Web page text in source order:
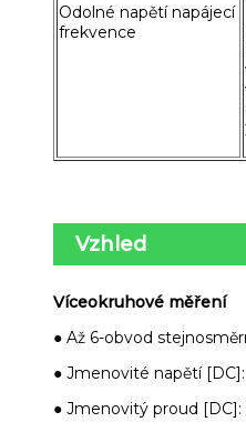
Odolné napětí napájecí
frekvence
Vzhled
Víceokruhové měření
● Až 6-obvod
● Jmenovité napětí
● Jmenovitý proud [DC]: